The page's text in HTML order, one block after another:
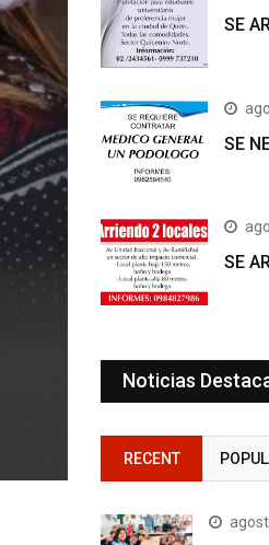
SE
SE
SE
Noticias
RECENT